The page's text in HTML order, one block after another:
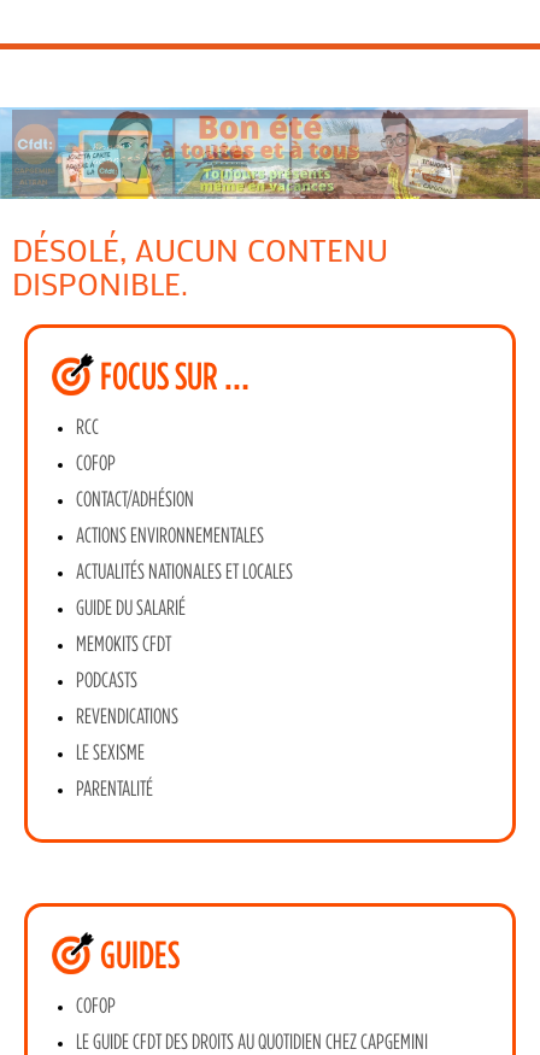
DÉSOLÉ, AUCUN CONTENU
DISPONIBLE.
FOCUS SUR …
RCC
COFOP
CONTACT/ADHÉSION
ACTIONS ENVIRONNEMENTALES
ACTUALITÉS NATIONALES ET LOCALES
GUIDE DU SALARIÉ
MEMOKITS CFDT
PODCASTS
REVENDICATIONS
LE SEXISME
PARENTALITÉ
GUIDES
COFOP
LE GUIDE CFDT DES DROITS AU QUOTIDIEN CHEZ CAPGEMINI